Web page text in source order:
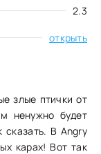
2.3
открыть
злые птички от
ненужно будет
сказать. В Angry
карах! Вот так